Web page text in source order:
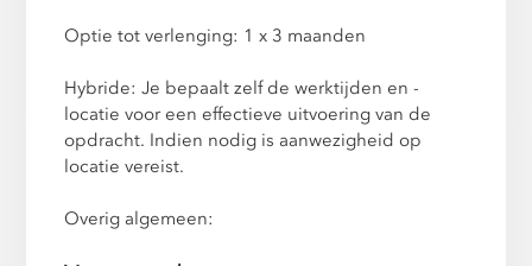
Optie tot verlenging: 1 x 3 maanden
Hybride: Je bepaalt zelf de werktijden en -
locatie voor een effectieve uitvoering van de
opdracht. Indien nodig is aanwezigheid op
locatie vereist.
Overig algemeen: